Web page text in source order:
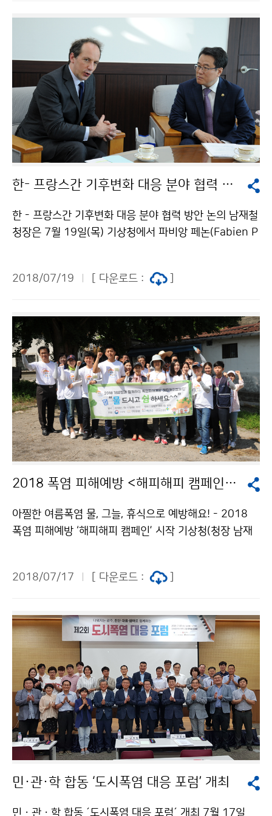
한- 프랑스간 기후변화 대응 분야 협력 방안 논의
한 - 프랑스간 기후변화 대응 분야 협력 방안 논의 남재철
청장은 7월 19일(목) 기상청에서 파비앙 페논(Fabien P
2018/07/19
[ 다운로드 :
2018 폭염 피해예방 <해피해피 캠페인> 시작
아찔한 여름폭염 물, 그늘, 휴식으로 예방해요! - 2018
폭염 피해예방 ‘해피해피 캠페인’ 시작 기상청(청장 남재
부채를 전달하고, 폭염 대비 행동요령 등을 알렸습니다.
한 행복(Happy)이 찾아온다.’는 의미로 2016년에 처음
시작한 국민 참여형 캠페인입니다.
2018/07/17 [ 다운로드 :
민·관·학 합동 ‘도시폭염 대응 포럼’ 개최
민ㆍ관ㆍ학 합동 ´도시폭염 대응 포럼´ 개최 7월 17일